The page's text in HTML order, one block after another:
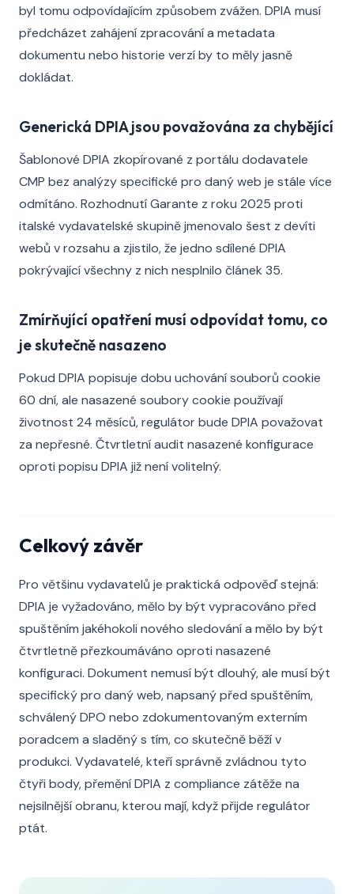
byl tomu odpovídajícím způsobem zvážen. DPIA musí
předcházet zahájení zpracování a metadata
dokumentu nebo historie verzí by to měly jasně
dokládat.
Generická DPIA jsou považována za chybějící
Šablonové DPIA zkopírované z portálu dodavatele
CMP bez analýzy specifické pro daný web je stále více
odmítáno. Rozhodnutí Garante z roku 2025 proti
italské vydavatelské skupině jmenovalo šest z devíti
webů v rozsahu a zjistilo, že jedno sdílené DPIA
pokrývající všechny z nich nesplnilo článek 35.
Zmírňující opatření musí odpovídat tomu, co
je skutečně nasazeno
Pokud DPIA popisuje dobu uchování souborů cookie
60 dní, ale nasazené soubory cookie používají
životnost 24 měsíců, regulátor bude DPIA považovat
za nepřesné. Čtvrtletní audit nasazené konfigurace
oproti popisu DPIA již není volitelný.
Celkový závěr
Pro většinu vydavatelů je praktická odpověď stejná:
DPIA je vyžadováno, mělo by být vypracováno před
spuštěním jakéhokoli nového sledování a mělo by být
čtvrtletně přezkoumáváno oproti nasazené
konfiguraci. Dokument nemusí být dlouhý, ale musí být
specifický pro daný web, napsaný před spuštěním,
schválený DPO nebo zdokumentovaným externím
poradcem a sladěný s tím, co skutečně běží v
produkci. Vydavatelé, kteří správně zvládnou tyto
čtyři body, přemění DPIA z compliance zátěže na
nejsilnější obranu, kterou mají, když přijde regulátor
ptát.